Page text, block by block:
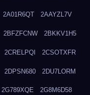
2A01R6QT 2AAYZL7V
2BFZFCNW 2BKKV1H5
2CRELPQI 2CSOTXFR
2DPSN680 2DU7LORM
2G789XQE 2G8M6D58